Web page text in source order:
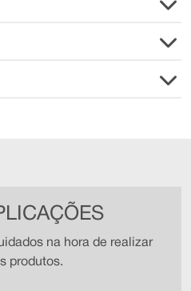
na hora de realizar
produtos.